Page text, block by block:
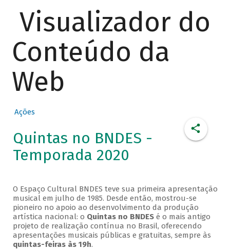
Visualizador do
Conteúdo da
Web
Ações
Quintas no BNDES -
Temporada 2020
O Espaço Cultural BNDES teve sua primeira apresentação
musical em julho de 1985. Desde então, mostrou-se
pioneiro no apoio ao desenvolvimento da produção
artística nacional: o Quintas no BNDESé o mais antigo
projeto de realização contínua no Brasil, oferecendo
apresentações musicais públicas e gratuitas, sempre às
quintas-feiras às 19h.